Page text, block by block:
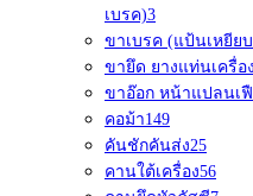
เบรค)3
ขาเบรค (แป้นเหยีย
ขายึด ยางแท่นเครื่อง
ขาอ๊อก หน้าแปลนเฟื
คอม้า149
คันชักคันส่ง25
คานใต้เครื่อง56